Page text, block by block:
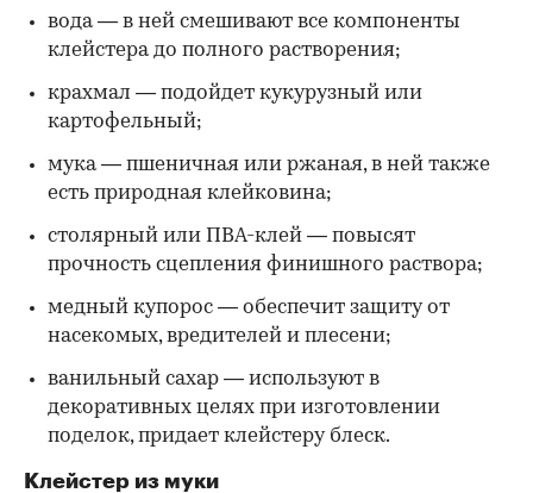
вода — в ней смешивают все компоненты
клейстера до полного растворения;
крахмал — подойдет кукурузный или
картофельный;
мука — пшеничная или ржаная, в ней также
есть природная клейковина;
столярный или ПВА-клей — повысят
прочность сцепления финишного раствора;
медный купорос — обеспечит защиту от
насекомых, вредителей и плесени;
ванильный сахар — используют в
декоративных целях при изготовлении
поделок, придает клейстеру блеск.
Клейстер из муки